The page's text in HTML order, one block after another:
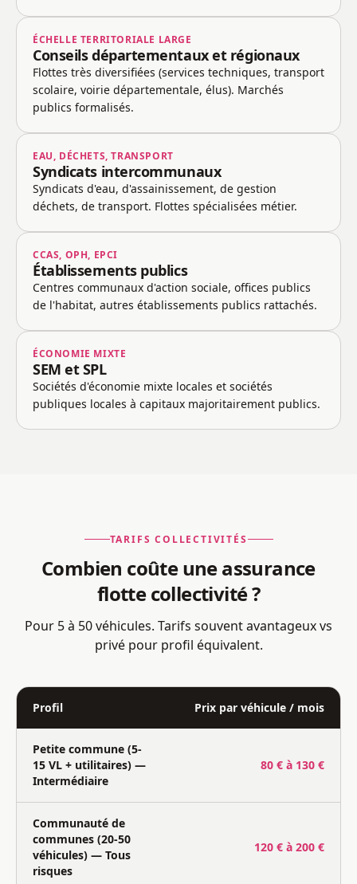
ÉCHELLE TERRITORIALE LARGE
Conseils départementaux et régionaux
Flottes très diversifiées (services techniques, transport
scolaire, voirie départementale, élus). Marchés
publics formalisés.
EAU, DÉCHETS, TRANSPORT
Syndicats intercommunaux
Syndicats d'eau, d'assainissement, de gestion
déchets, de transport. Flottes spécialisées métier.
CCAS, OPH, EPCI
Établissements publics
Centres communaux d'action sociale, offices publics
de l'habitat, autres établissements publics rattachés.
ÉCONOMIE MIXTE
SEM et SPL
Sociétés d'économie mixte locales et sociétés
publiques locales à capitaux majoritairement publics.
TARIFS COLLECTIVITÉS
Combien coûte une assurance
flotte collectivité ?
Pour 5 à 50 véhicules. Tarifs souvent avantageux vs
privé pour profil équivalent.
Profil Prix par véhicule / mois
Petite commune (5-
15 VL + utilitaires) —
Intermédiaire
80 € à 130 €
Communauté de
communes (20-50
véhicules) — Tous
risques
120 € à 200 €